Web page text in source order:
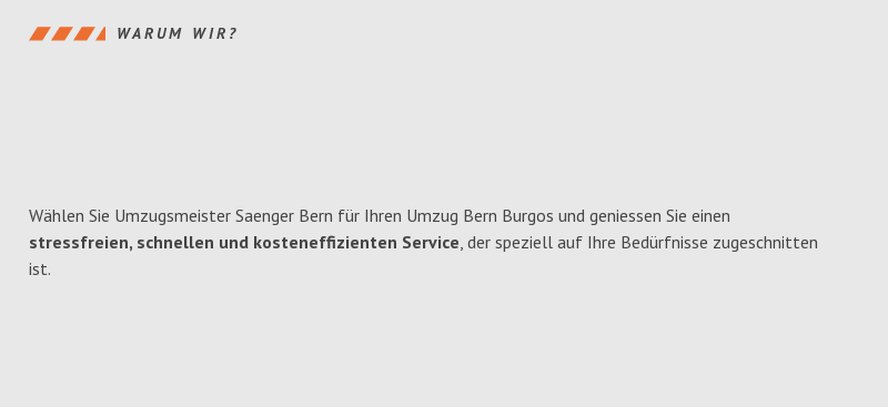
WARUM WIR?
Wählen Sie Umzugsmeister Saenger Bern für Ihren Umzug Bern Burgos und geniessen Sie einen
stressfreien, schnellen und kosteneffizienten Service, der speziell auf Ihre Bedürfnisse zugeschnitten
ist.